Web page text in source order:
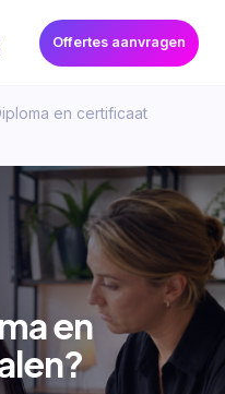
Offertes aanvragen
en certificaat
en